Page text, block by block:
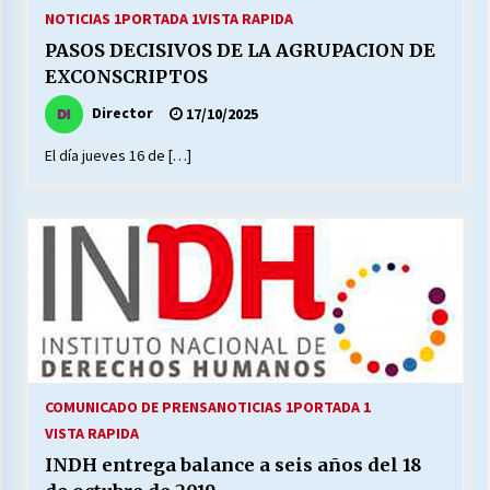
MUNICIPALIDAD, TRABAJADORES, CLIMA
LABORAL:
13/07/2026
Escuela hospitalaria El Carmen de Maipu.
¿Qué habrían dicho?
23/06/2026
VOLVER A SER ALTERNATIVA
16/06/2026
MUNICIPALIDADES, HONORARIOS, DESPIDOS
28/05/2026
NOTICIAS 1PORTADA 1VISTA RAPIDA
PASOS DECISIVOS DE LA AGRUPACION DE
EXCONSCRIPTOS
Director 17/10/2025
El día jueves 16 de […]
COMUNICADO DE PRENSANOTICIAS 1PORTADA 1
VISTA RAPIDA
INDH entrega balance a seis años del 18